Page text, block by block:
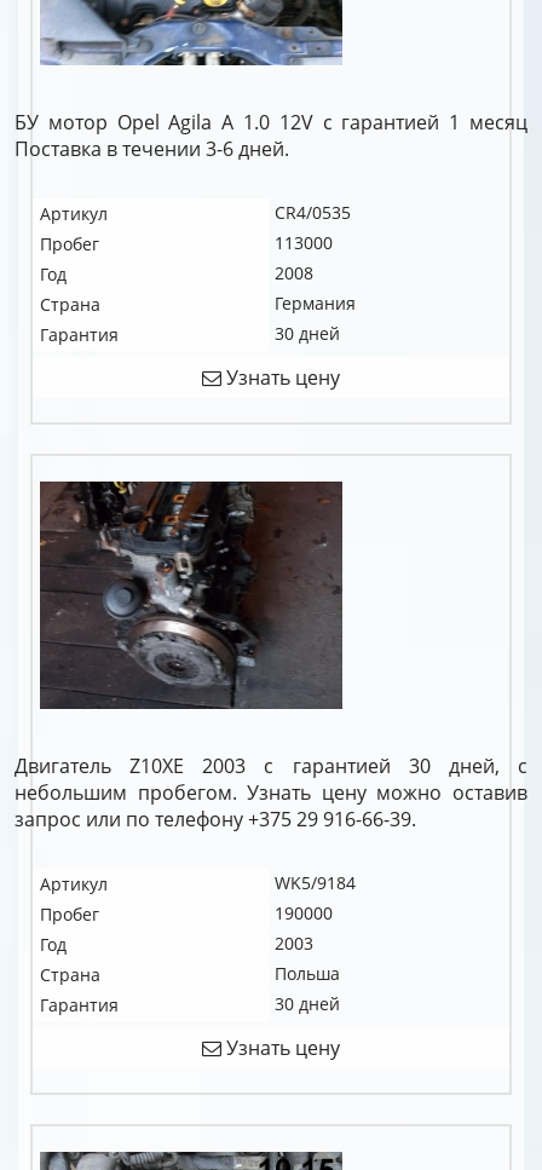
БУ мотор Opel Agila A 1.0 12V c гарантией 1 месяц
Поставка в течении 3-6 дней.
Артикул
CR4/0535
Пробег
113000
Год
2008
Страна
Германия
Гарантия
30 дней
Узнать цену
Двигатель Z10XE 2003 с гарантией 30 дней, с
небольшим пробегом. Узнать цену можно оставив
запрос или по телефону +375 29 916-66-39.
Артикул
WK5/9184
Пробег
190000
Год
2003
Страна
Польша
Гарантия
30 дней
Узнать цену